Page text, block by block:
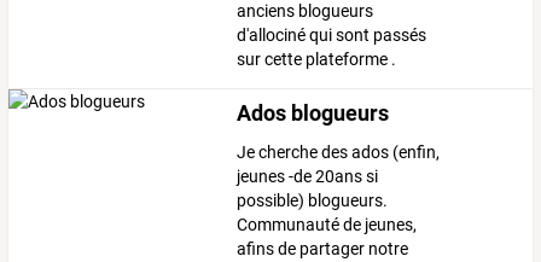
anciens blogueurs
d'allociné qui sont passés
sur cette plateforme .
Ados blogueurs
Je cherche des ados (enfin,
jeunes -de 20ans si
possible) blogueurs.
Communauté de jeunes,
afins de partager notre